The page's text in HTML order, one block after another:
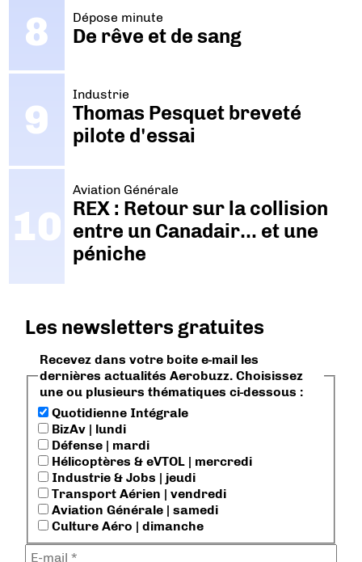
Dépose minute
De rêve et de sang
Industrie
Thomas Pesquet breveté
pilote d'essai
Aviation Générale
REX : Retour sur la collision
entre un Canadair… et une
péniche
Les newsletters gratuites
Recevez dans votre boite e-mail les
dernières actualités Aerobuzz. Choisissez
une ou plusieurs thématiques ci-dessous :
Quotidienne Intégrale
BizAv | lundi
Défense | mardi
Hélicoptères & eVTOL | mercredi
Industrie & Jobs | jeudi
Transport Aérien | vendredi
Aviation Générale | samedi
Culture Aéro | dimanche